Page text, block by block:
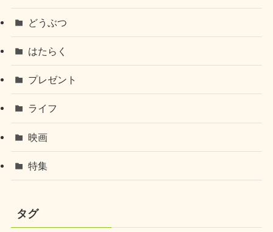
どうぶつ
はたらく
プレゼント
ライフ
映画
特集
タグ